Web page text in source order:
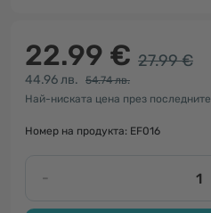
22.99 € 27.99 €
44.96 лв.
54.74 лв.
Най-ниската цена през
Номер на продукта: EF016
-